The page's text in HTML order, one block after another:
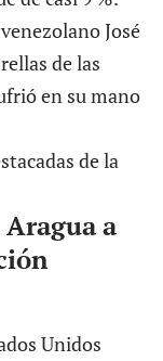
José
de las
en su mano
de la
Aragua a
Unidos